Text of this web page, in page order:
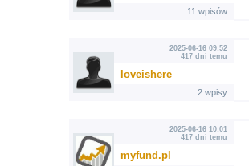
11 wpisów
2025-06-16 09:52
417 dni temu
loveishere
2 wpisy
2025-06-16 10:01
417 dni temu
myfund.pl